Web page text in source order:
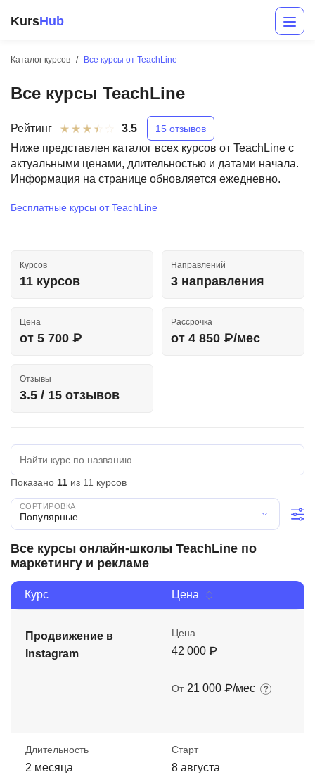
KursHub
Каталог курсов Все курсы от TeachLine
Все курсы TeachLine
Рейтинг 3.5 15 отзывов
Ниже представлен каталог всех курсов от TeachLine с
актуальными ценами, длительностью и датами начала.
Информация на странице обновляется ежедневно.
Бесплатные курсы от TeachLine
Курсов
11 курсов
Направлений
3 направления
Цена
от 5 700 ₽
Рассрочка
от 4 850 ₽/мес
Отзывы
3.5 / 15 отзывов
Показано 11 из 11 курсов
Популярные
Все курсы онлайн-школы TeachLine по
маркетингу и рекламе
Курс Цена
Продвижение в
Instagram
Цена
42 000 ₽
От 21 000 ₽/мес
Длительность
2 месяца
Старт
8 августа
Аналитика
Иностранные языки
ДПО
Акции и промокоды
Рейтинг онлайн-школ